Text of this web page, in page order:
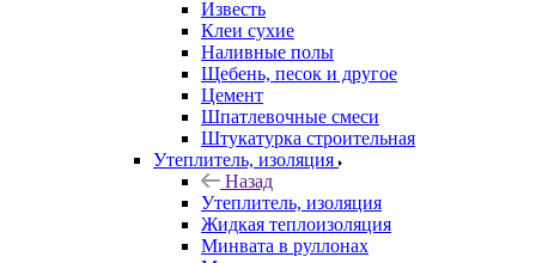
Известь
Клеи сухие
Наливные полы
Щебень, песок и другое
Цемент
Шпатлевочные смеси
Штукатурка строительная
Утеплитель, изоляция
Назад
Утеплитель, изоляция
Жидкая теплоизоляция
Минвата в руллонах